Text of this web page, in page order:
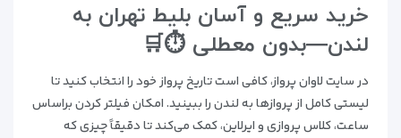
خرید سریع و آسان بلیط تهران به
لندن—بدون معطلی ⏱️🛒
در سایت لاوان پرواز، کافی است تاریخ پرواز خود را انتخاب کنید تا
لیستی کامل از پروازها به لندن را ببینید. امکان فیلتر کردن براساس
ساعت، کلاس پروازی و ایرلاین، کمک می‌کند تا دقیقاً چیزی که